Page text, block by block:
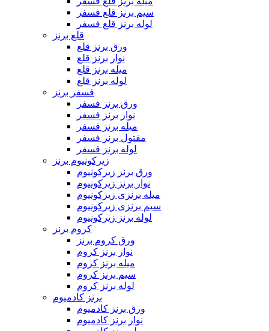
سیم برنز قلع فسفر
لوله برنز قلع فسفر
قلع برنز
ورق برنز قلع
نوار برنز قلع
میله برنز قلع
لوله برنز قلع
فسفر برنز
ورق برنز فسفر
نوار برنز فسفر
میله برنز فسفر
مفتول برنز فسفر
لوله برنز فسفر
زیرکونیوم برنز
ورق برنز زیرکونیوم
نوار برنز زیرکونیوم
میله برنزی زیرکونیوم
سیم برنزی زیرکونیوم
لوله برنز زیرکونیوم
کروم برنز
ورق کروم برنز
نوار برنز کروم
میله برنز کروم
سیم برنز کروم
لوله برنز کروم
برنز کادمیوم
ورق برنز کادمیوم
نوار برنز کادمیوم